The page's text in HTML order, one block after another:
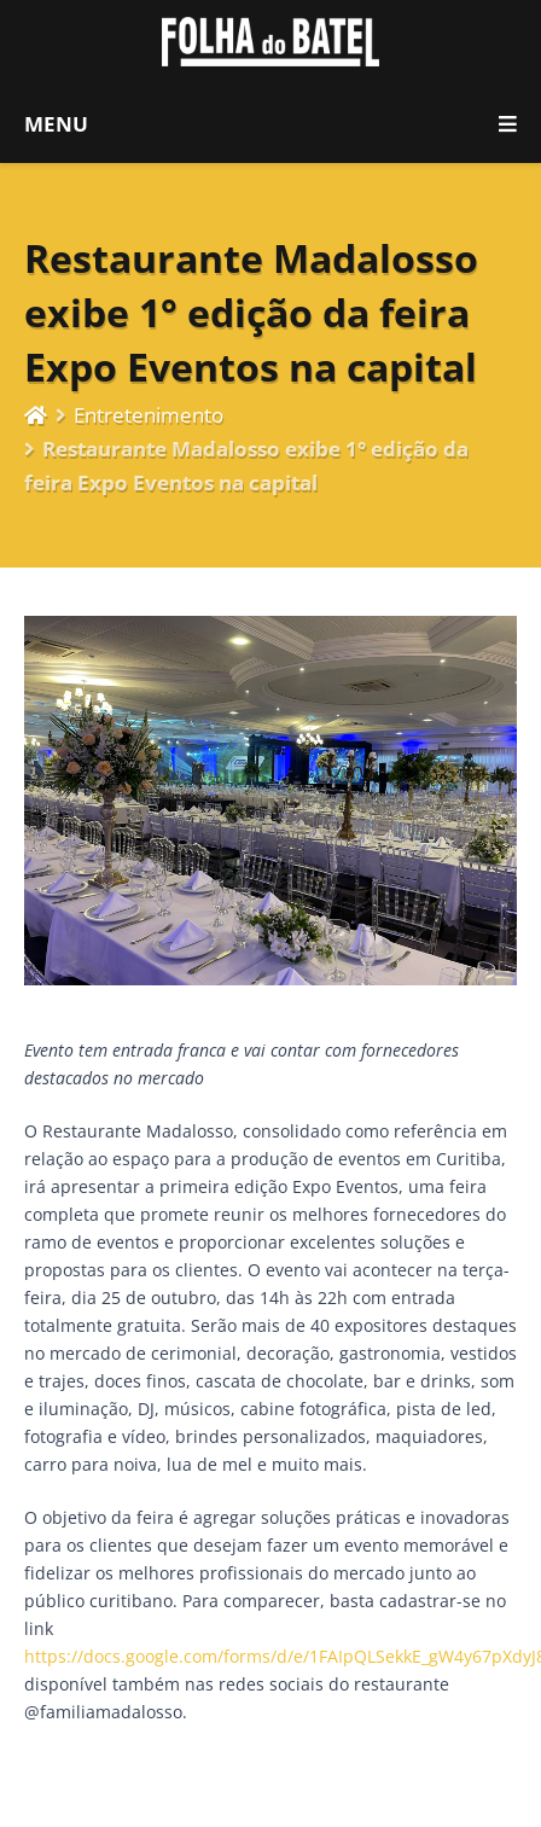
MENU
Restaurante Madalosso
exibe 1° edição da feira
Expo Eventos na capital
Entretenimento
Restaurante Madalosso exibe 1° edição da
feira Expo Eventos na capital
Evento tem entrada franca e vai contar com fornecedores
destacados no mercado
O Restaurante Madalosso, consolidado como referência em
relação ao espaço para a produção de eventos em Curitiba,
irá apresentar a primeira edição Expo Eventos, uma feira
completa que promete reunir os melhores fornecedores do
ramo de eventos e proporcionar excelentes soluções e
propostas para os clientes. O evento vai acontecer na terça-
feira, dia 25 de outubro, das 14h às 22h com entrada
totalmente gratuita. Serão mais de 40 expositores destaques
no mercado de cerimonial, decoração, gastronomia, vestidos
e trajes, doces finos, cascata de chocolate, bar e drinks, som
e iluminação, DJ, músicos, cabine fotográfica, pista de led,
fotografia e vídeo, brindes personalizados, maquiadores,
carro para noiva, lua de mel e muito mais.
O objetivo da feira é agregar soluções práticas e inovadoras
para os clientes que desejam fazer um evento memorável e
fidelizar os melhores profissionais do mercado junto ao
público curitibano. Para comparecer, basta cadastrar-se no
link
https://docs.google.com/forms/d/e/
disponível também nas redes sociais do restaurante
@familiamadalosso.